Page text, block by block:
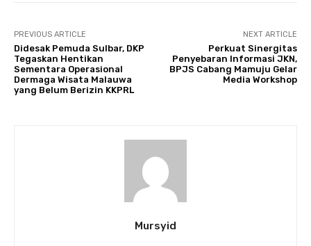
PREVIOUS ARTICLE
Didesak Pemuda Sulbar, DKP
Tegaskan Hentikan
Sementara Operasional
Dermaga Wisata Malauwa
yang Belum Berizin KKPRL
NEXT ARTICLE
Perkuat Sinergitas
Penyebaran Informasi JKN,
BPJS Cabang Mamuju Gelar
Media Workshop
Mursyid